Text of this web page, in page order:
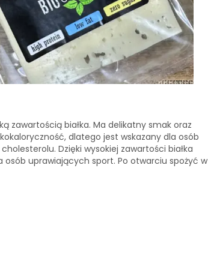
zawartością białka. Ma delikatny smak oraz
dlatego jest wskazany dla osób
Dzięki wysokiej zawartości białka
uprawiających sport. Po otwarciu spożyć w